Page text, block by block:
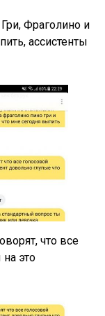
Фраголино и
ассистенты
что все
это